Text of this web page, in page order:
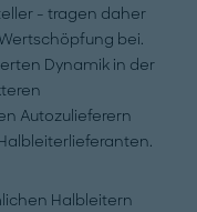
- tragen daher
bei.
Dynamik in der
Autozulieferern
Halbleitern